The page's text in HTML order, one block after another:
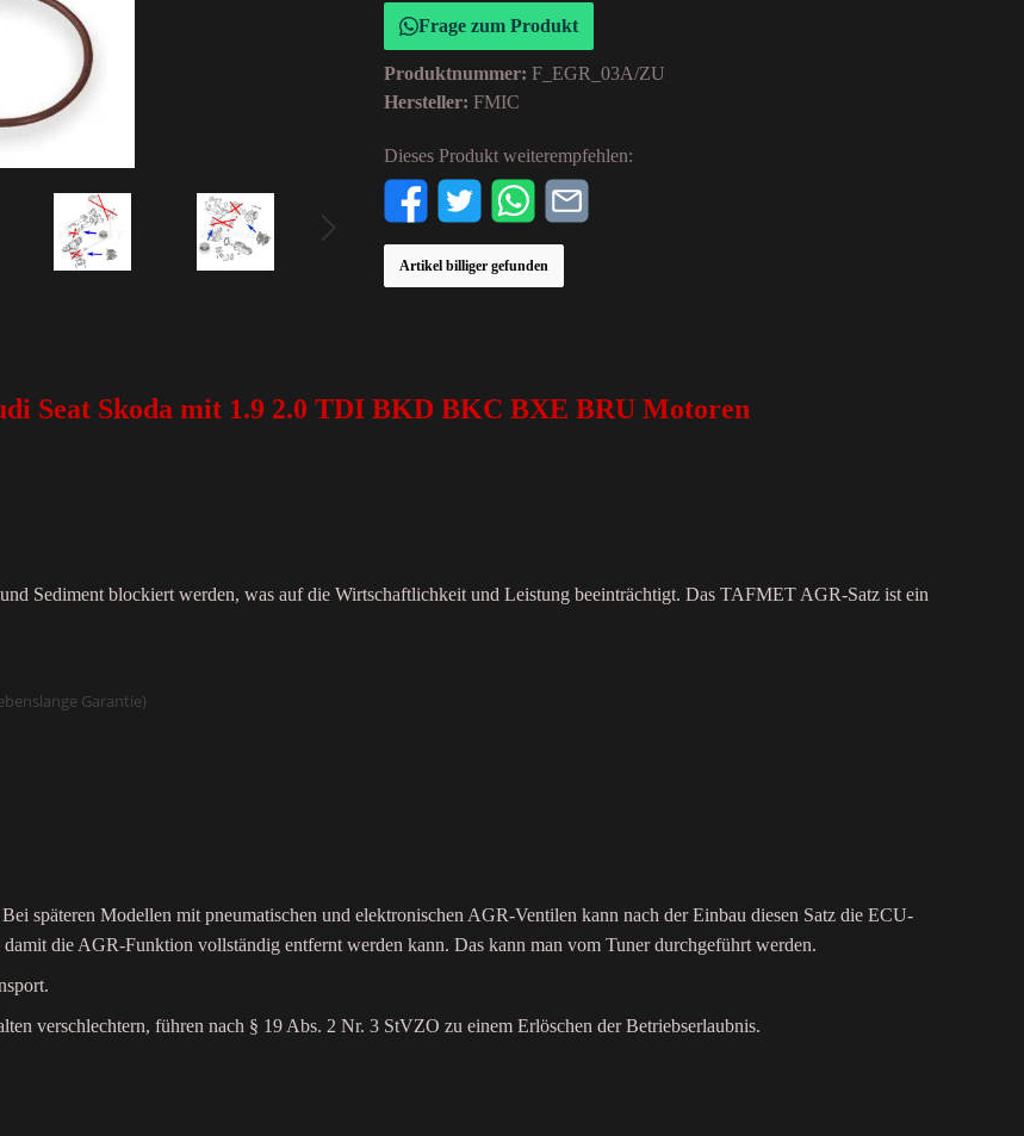
Frage zum Produkt
Produktnummer:F_EGR_03A/ZU
Hersteller:FMIC
Dieses Produkt weiterempfehlen:
Artikel billiger gefunden
Seat Skoda mit 1.9 2.0 TDI BKD BKC BXE BRU Motoren
Sediment blockiert werden, was auf die Wirtschaftlichkeit und Leistung beeinträchtigt. Das TAFMET AGR-Satz ist ein
Garantie)
späteren Modellen mit pneumatischen und elektronischen AGR-Ventilen kann nach der Einbau diesen Satz die ECU-
die AGR-Funktion vollständig entfernt werden kann. Das kann man vom Tuner durchgeführt werden.
verschlechtern, führen nach § 19 Abs. 2 Nr. 3 StVZO zu einem Erlöschen der Betriebserlaubnis.